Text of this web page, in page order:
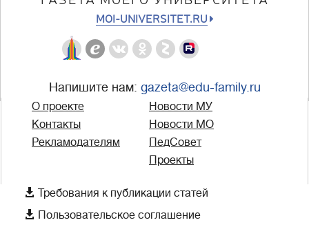
MOI-UNIVERSITET.RU
Напишите нам: gazeta@edu-family.ru
О проекте
Контакты
Рекламодателям
Новости МУ
Новости МО
ПедСовет
Проекты
 Требования к публикации статей
 Пользовательское соглашение